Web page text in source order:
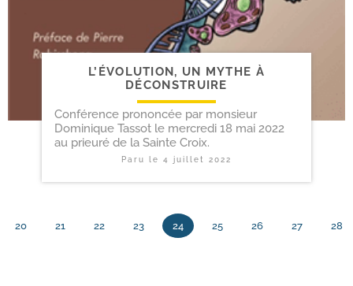
L’ÉVOLUTION, UN MYTHE À
DÉCONSTRUIRE
Conférence prononcée par monsieur
Dominique Tassot le mercredi 18 mai 2022
au prieuré de la Sainte Croix.
Paru le 4 juillet 2022
20 21 22 23 24 25 26 27 28